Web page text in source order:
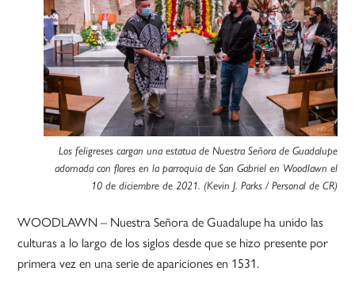
Los feligreses cargan una estatua de Nuestra Señora de Guadalupe
adornada con flores en la parroquia de San Gabriel en Woodlawn el
10 de diciembre de 2021. (Kevin J. Parks / Personal de CR)
WOODLAWN – Nuestra Señora de Guadalupe ha unido las
culturas a lo largo de los siglos desde que se hizo presente por
primera vez en una serie de apariciones en 1531.